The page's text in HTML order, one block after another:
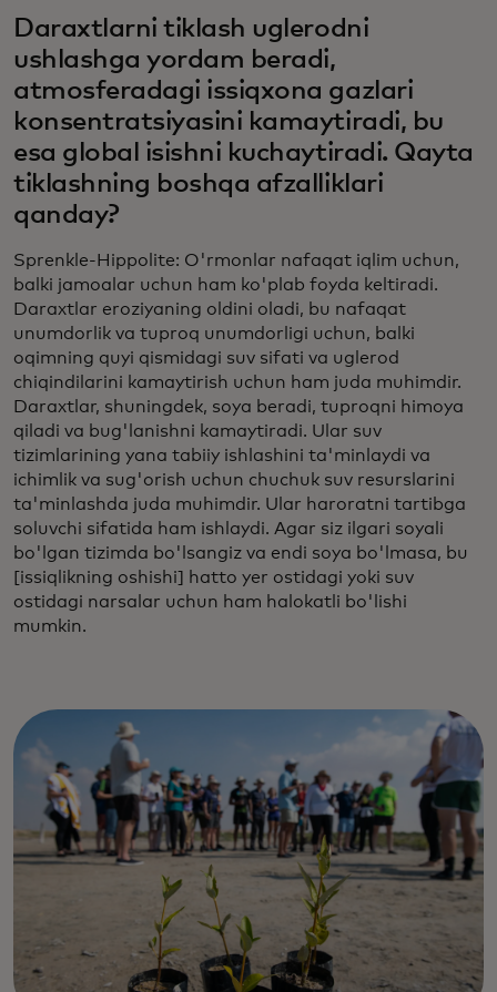
Daraxtlarni tiklash uglerodni
ushlashga yordam beradi,
atmosferadagi issiqxona gazlari
konsentratsiyasini kamaytiradi, bu
esa global isishni kuchaytiradi. Qayta
tiklashning boshqa afzalliklari
qanday?
Sprenkle-Hippolite: O'rmonlar nafaqat iqlim uchun,
balki jamoalar uchun ham ko'plab foyda keltiradi.
Daraxtlar eroziyaning oldini oladi, bu nafaqat
unumdorlik va tuproq unumdorligi uchun, balki
oqimning quyi qismidagi suv sifati va uglerod
chiqindilarini kamaytirish uchun ham juda muhimdir.
Daraxtlar, shuningdek, soya beradi, tuproqni himoya
qiladi va bug'lanishni kamaytiradi. Ular suv
tizimlarining yana tabiiy ishlashini ta'minlaydi va
ichimlik va sug'orish uchun chuchuk suv resurslarini
ta'minlashda juda muhimdir. Ular haroratni tartibga
soluvchi sifatida ham ishlaydi. Agar siz ilgari soyali
bo'lgan tizimda bo'lsangiz va endi soya bo'lmasa, bu
[issiqlikning oshishi] hatto yer ostidagi yoki suv
ostidagi narsalar uchun ham halokatli bo'lishi
mumkin.